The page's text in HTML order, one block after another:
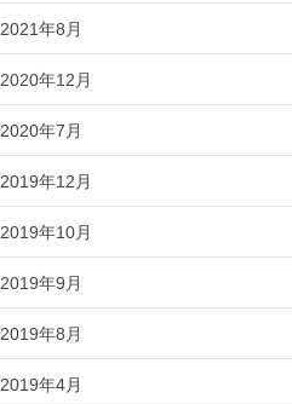
2021年8月
2020年12月
2020年7月
2019年12月
2019年10月
2019年9月
2019年8月
2019年4月